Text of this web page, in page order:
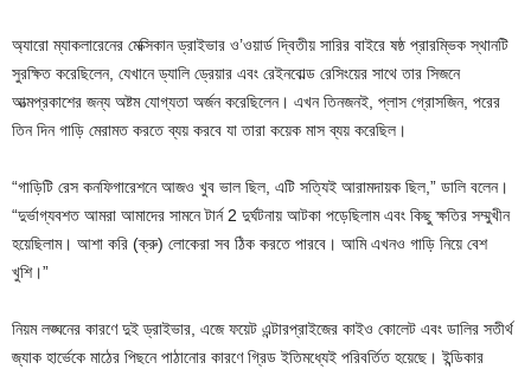
অ্যারো ম্যাকলারেনের মেক্সিকান ড্রাইভার ও’ওয়ার্ড দ্বিতীয় সারির বাইরে ষষ্ঠ প্রারম্ভিক স্থানটি
সুরক্ষিত করেছিলেন, যেখানে ড্যালি ড্রেয়ার এবং রেইনবোল্ড রেসিংয়ের সাথে তার সিজনে
আত্মপ্রকাশের জন্য অষ্টম যোগ্যতা অর্জন করেছিলেন। এখন তিনজনই, প্লাস গ্রোসজিন, পরের
তিন দিন গাড়ি মেরামত করতে ব্যয় করবে যা তারা কয়েক মাস ব্যয় করেছিল।
“গাড়িটি রেস কনফিগারেশনে আজও খুব ভাল ছিল, এটি সত্যিই আরামদায়ক ছিল,” ডালি বলেন।
“দুর্ভাগ্যবশত আমরা আমাদের সামনে টার্ন 2 দুর্ঘটনায় আটকা পড়েছিলাম এবং কিছু ক্ষতির সম্মুখীন
হয়েছিলাম। আশা করি (ক্রু) লোকেরা সব ঠিক করতে পারবে। আমি এখনও গাড়ি নিয়ে বেশ
খুশি।”
নিয়ম লঙ্ঘনের কারণে দুই ড্রাইভার, এজে ফয়েট এন্টারপ্রাইজের কাইও কোলেট এবং ডালির সতীর্থ
জ্যাক হার্ভেকে মাঠের পিছনে পাঠানোর কারণে গ্রিড ইতিমধ্যেই পরিবর্তিত হয়েছে। ইন্ডিকার